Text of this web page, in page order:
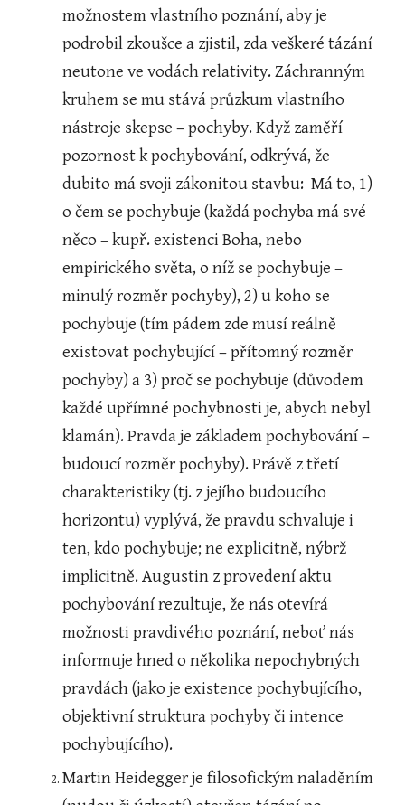
možnostem vlastního poznání, aby je
podrobil zkoušce a zjistil, zda veškeré tázání
neutone ve vodách relativity. Záchranným
kruhem se mu stává průzkum vlastního
nástroje skepse – pochyby. Když zaměří
pozornost k pochybování, odkrývá, že
dubito má svoji zákonitou stavbu:  Má to, 1)
o čem se pochybuje (každá pochyba má své
něco – kupř. existenci Boha, nebo
empirického světa, o níž se pochybuje –
minulý rozměr pochyby), 2) u koho se
pochybuje (tím pádem zde musí reálně
existovat pochybující – přítomný rozměr
pochyby) a 3) proč se pochybuje (důvodem
každé upřímné pochybnosti je, abych nebyl
klamán). Pravda je základem pochybování –
budoucí rozměr pochyby). Právě z třetí
charakteristiky (tj. z jejího budoucího
horizontu) vyplývá, že pravdu schvaluje i
ten, kdo pochybuje; ne explicitně, nýbrž
implicitně. Augustin z provedení aktu
pochybování rezultuje, že nás otevírá
možnosti pravdivého poznání, neboť nás
informuje hned o několika nepochybných
pravdách (jako je existence pochybujícího,
objektivní struktura pochyby či intence
pochybujícího).
Martin Heidegger je filosofickým naladěním